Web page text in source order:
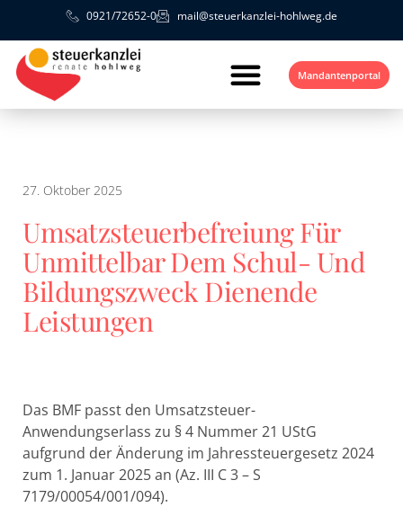
0921/72652-0 mail@steuerkanzlei-hohlweg.de
Mandantenportal
27. Oktober 2025
Umsatzsteuerbefreiung Für
Unmittelbar Dem Schul- Und
Bildungszweck Dienende
Leistungen
Das BMF passt den Umsatzsteuer-
Anwendungserlass zu § 4 Nummer 21 UStG
aufgrund der Änderung im Jahressteuergesetz 2024
zum 1. Januar 2025 an (Az. III C 3 – S
7179/00054/001/094).